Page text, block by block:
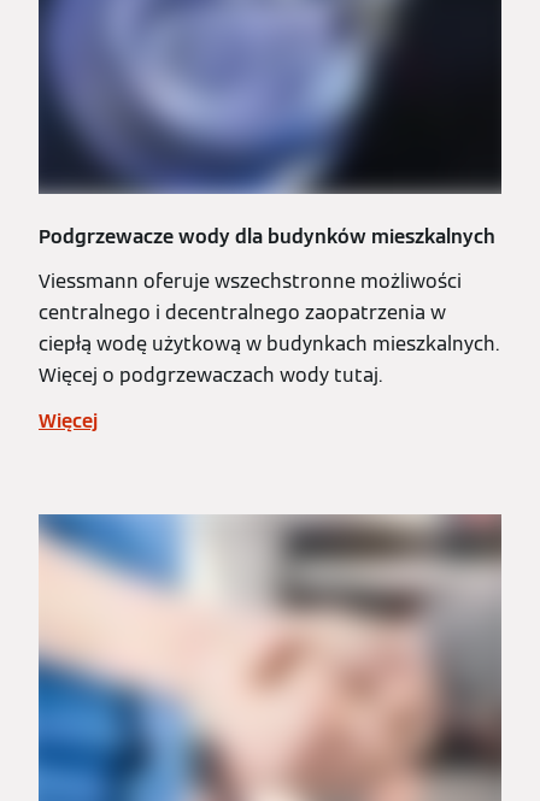
Podgrzewacze wody dla budynków mieszkalnych
Viessmann oferuje wszechstronne możliwości
centralnego i decentralnego zaopatrzenia w
ciepłą wodę użytkową w budynkach mieszkalnych.
Więcej o podgrzewaczach wody tutaj.
Więcej